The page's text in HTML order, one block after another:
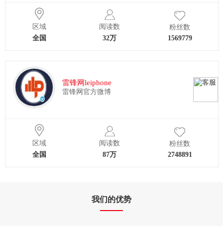
区域
全国
阅读数
32万
粉丝数
1569779
雷锋网leiphone
雷锋网官方微博
区域
全国
阅读数
87万
粉丝数
2748891
我们的优势